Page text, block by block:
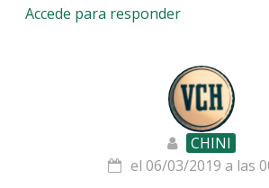
Accede para responder
CHINI
el 06/03/2019 a las